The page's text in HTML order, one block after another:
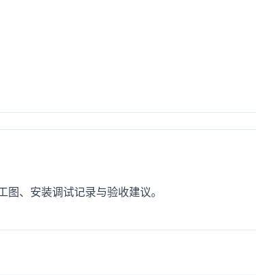
、安装调试记录与验收建议。